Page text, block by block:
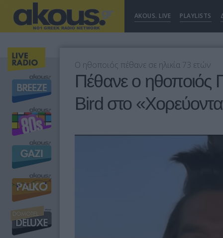
AKOUS. LIVE PLAYLISTS
Ο ηθοποιός πέθανε σε ηλικία 73 ετών
Πέθανε ο ηθοποιός
Bird στο